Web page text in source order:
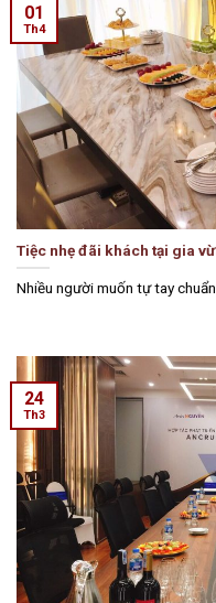
Tiệc nhẹ đãi khách tại gia
Nhiều người muốn tự tay
01
Th4
24
Th3